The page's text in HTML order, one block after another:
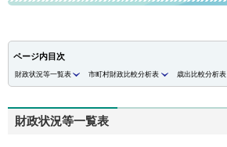
ページ内目次
財政状況等一覧表 市町村財政比較分析表 歳出比較分析表
財政状況等一覧表